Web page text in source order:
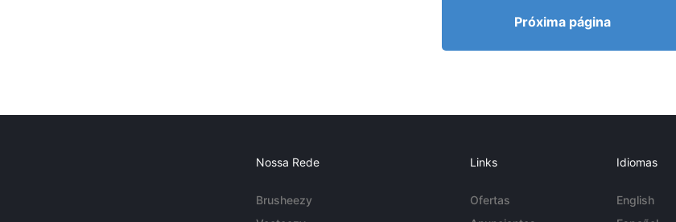
Próxima página
Nossa Rede
Brusheezy
Links
Ofertas
Idiomas
English